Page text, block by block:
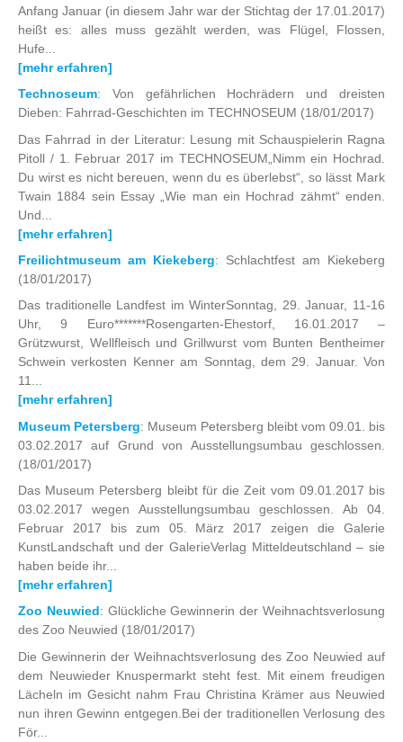
Anfang Januar (in diesem Jahr war der Stichtag der 17.01.2017)
heißt es: alles muss gezählt werden, was Flügel, Flossen,
Hufe...
[mehr erfahren]
Technoseum: Von gefährlichen Hochrädern und dreisten
Dieben: Fahrrad-Geschichten im TECHNOSEUM (18/01/2017)
Das Fahrrad in der Literatur: Lesung mit Schauspielerin Ragna
Pitoll / 1. Februar 2017 im TECHNOSEUM„Nimm ein Hochrad.
Du wirst es nicht bereuen, wenn du es überlebst“, so lässt Mark
Twain 1884 sein Essay „Wie man ein Hochrad zähmt“ enden.
Und...
[mehr erfahren]
Freilichtmuseum am Kiekeberg: Schlachtfest am Kiekeberg
(18/01/2017)
Das traditionelle Landfest im WinterSonntag, 29. Januar, 11-16
Uhr, 9 Euro*******Rosengarten-Ehestorf, 16.01.2017 –
Grützwurst, Wellfleisch und Grillwurst vom Bunten Bentheimer
Schwein verkosten Kenner am Sonntag, dem 29. Januar. Von
11...
[mehr erfahren]
Museum Petersberg: Museum Petersberg bleibt vom 09.01. bis
03.02.2017 auf Grund von Ausstellungsumbau geschlossen.
(18/01/2017)
Das Museum Petersberg bleibt für die Zeit vom 09.01.2017 bis
03.02.2017 wegen Ausstellungsumbau geschlossen. Ab 04.
Februar 2017 bis zum 05. März 2017 zeigen die Galerie
KunstLandschaft und der GalerieVerlag Mitteldeutschland – sie
haben beide ihr...
[mehr erfahren]
Zoo Neuwied: Glückliche Gewinnerin der Weihnachtsverlosung
des Zoo Neuwied (18/01/2017)
Die Gewinnerin der Weihnachtsverlosung des Zoo Neuwied auf
dem Neuwieder Knuspermarkt steht fest. Mit einem freudigen
Lächeln im Gesicht nahm Frau Christina Krämer aus Neuwied
nun ihren Gewinn entgegen.Bei der traditionellen Verlosung des
För...